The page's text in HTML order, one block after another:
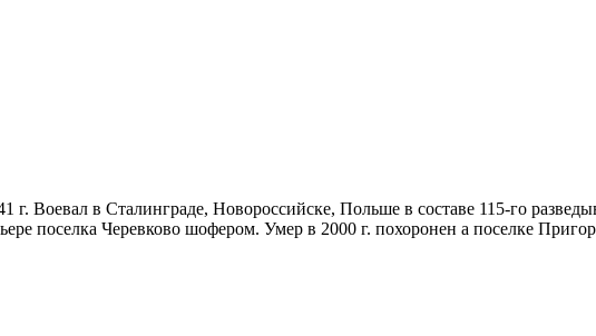
г. Воевал в Сталинграде, Новороссийске, Польше в составе 115-го
поселка Черевково шофером. Умер в 2000 г. похоронен а поселке